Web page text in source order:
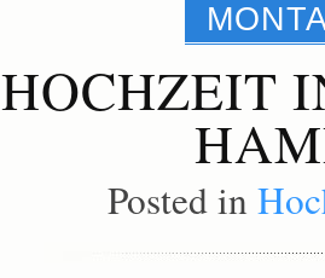
HOCHZEIT
Posted in